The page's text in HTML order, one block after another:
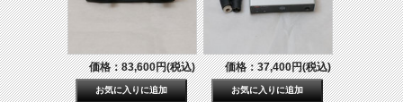
価格：83,600円(税込) 価格：37,400円(税込)